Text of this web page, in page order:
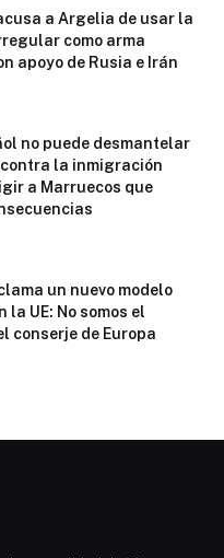
a Argelia de usar la
como arma
apoyo de Rusia e Irán
no puede desmantelar
la inmigración
a Marruecos que
un nuevo modelo
la UE: No somos el
conserje de Europa